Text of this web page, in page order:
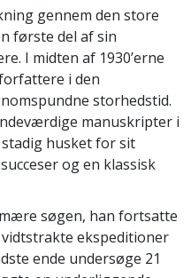
gennem den store
første del af sin
I midten af 1930’erne
i den
storhedstid.
manuskripter i
husket for sit
og en klassisk
søgen, han fortsatte
ekspeditioner
ende undersøge 21